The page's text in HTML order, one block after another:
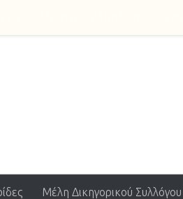
Μέλη Δικηγορικού